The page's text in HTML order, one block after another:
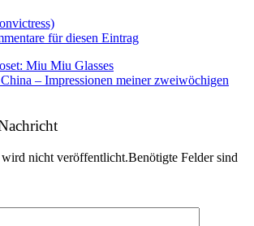
für diesen Eintrag
Miu Miu Glasses
– Impressionen meiner zweiwöchigen
wird nicht veröffentlicht.Benötigte Felder sind